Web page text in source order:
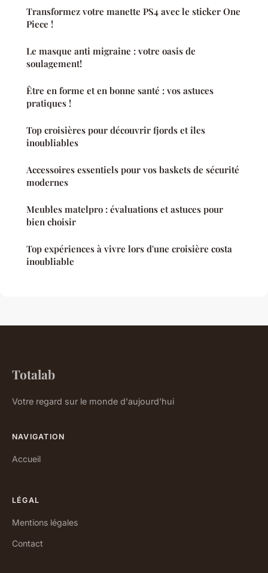
Transformez votre manette PS4 avec le sticker One
Piece !
Le masque anti migraine : votre oasis de
soulagement!
Être en forme et en bonne santé : vos astuces
pratiques !
Top croisières pour découvrir fjords et îles
inoubliables
Accessoires essentiels pour vos baskets de sécurité
modernes
Meubles matelpro : évaluations et astuces pour
bien choisir
Top expériences à vivre lors d'une croisière costa
inoubliable
Totalab
Votre regard sur le monde d'aujourd'hui
NAVIGATION
Accueil
LÉGAL
Mentions légales
Contact